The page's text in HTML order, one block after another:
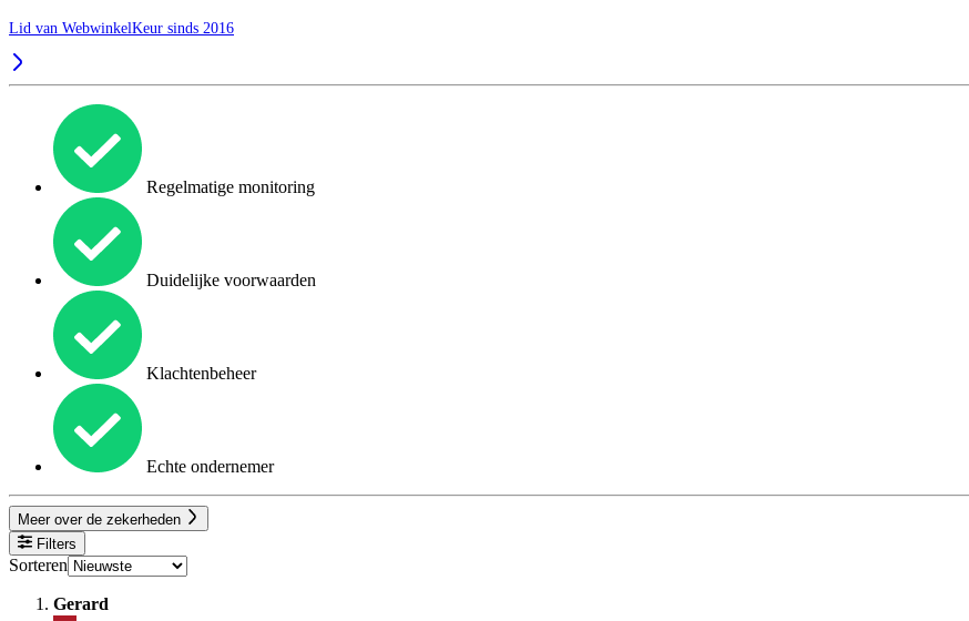
Lid van WebwinkelKeur sinds 2016
Regelmatige monitoring
Duidelijke voorwaarden
Klachtenbeheer
Echte ondernemer
Meer over de zekerheden
Filters
Sorteren
Gerard